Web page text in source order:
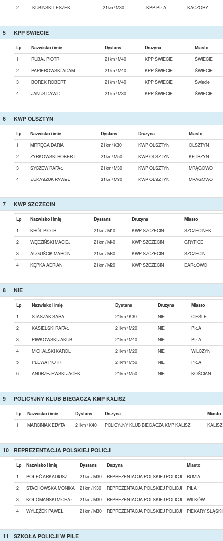
2
KUBIŃSKI LESZEK 21km / M30 KPP PIŁA KACZORY
5 KPP ŚWIECIE
Lp Nazwisko i imię Dystans Druzyna
Miasto
1
RUBAJ PIOTR 21km / M40 KPP ŚWIECIE
ŚWIECIE
2
PAPIEROWSKI ADAM 21km / M40 KPP ŚWIECIE
ŚWIECIE
3
BOREK ROBERT 21km / M40 KPP ŚWIECIE
Świecie
4
JANUS DAWID 21km / M30 KPP ŚWIECIE ŚWIECIE
6 KWP OLSZTYN
Lp Nazwisko i imię Dystans Druzyna
Miasto
1
MITRĘGA DARIA 21km / K30 KWP OLSZTYN
OLSZTYN
2
ŻYRKOWSKI ROBERT 21km / M50 KWP OLSZTYN
KĘTRZYN
3
SYCZEW RAFAŁ 21km / M30 KWP OLSZTYN
MRĄGOWO
4
ŁUKASZUK PAWEŁ 21km / M30 KWP OLSZTYN MRAGOWO
7 KWP SZCZECIN
Lp Nazwisko i imię Dystans Druzyna
Miasto
1
KRÓL PIOTR 21km / M40 KWP SZCZECIN
SZCZECINEK
2
WĘDZIŃSKI MACIEJ 21km / M40 KWP SZCZECIN
GRYFICE
3
AUGUŚCIK MARCIN 21km / M30 KWP SZCZECIN
SZCZECIN
4
KĘPKA ADRIAN 21km / M20 KWP SZCZECIN DARŁOWO
8 NIE
Lp Nazwisko i imię Dystans Druzyna
Miasto
1
STASZAK SARA 21km / K30 NIE
CIEŚLE
2
KASIELSKI RAFAŁ 21km / M20 NIE
PIŁA
3
PIWKOWSKI JAKUB 21km / M40 NIE
PIŁA
4
MICHALSKI KAROL 21km / M20 NIE
WILCZYN
5
PLEWA PIOTR 21km / M50 NIE
PIŁA
6
ANDRZEJEWSKI JACEK 21km / M50 NIE KOŚCIAN
9 POLICYJNY KLUB BIEGACZA KMP KALISZ
Lp Nazwisko i imię Dystans Druzyna
Miasto
1
MARCINIAK EDYTA 21km / K40 POLICYJNY KLUB BIEGACZA KMP KALISZ KALISZ
10 REPREZENTACJA POLSKIEJ POLICJI
Lp Nazwisko i imię Dystans Druzyna
Miasto
1
POŁEĆ ARKADIUSZ 21km / M30 REPREZENTACJA POLSKIEJ POLICJI
RUMIA
2
STACHOWSKA MONIKA 21km / K30 REPREZENTACJA POLSKIEJ POLICJI
PIŁA
3
KOŁOMAŃSKI MICHAŁ 21km / M30 REPREZENTACJA POLSKIEJ POLICJI
WILKÓW
4
WYLĘŻEK PAWEŁ 21km / M30 REPREZENTACJA POLSKIEJ POLICJI PIEKARY
11 SZKOŁA POLICJI W PILE